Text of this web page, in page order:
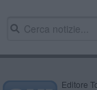
Editore